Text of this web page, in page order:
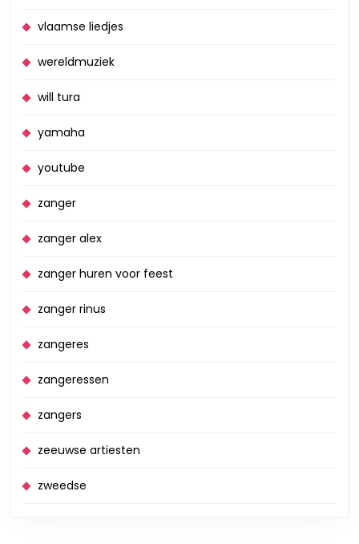
vlaamse liedjes
wereldmuziek
will tura
yamaha
youtube
zanger
zanger alex
zanger huren voor feest
zanger rinus
zangeres
zangeressen
zangers
zeeuwse artiesten
zweedse